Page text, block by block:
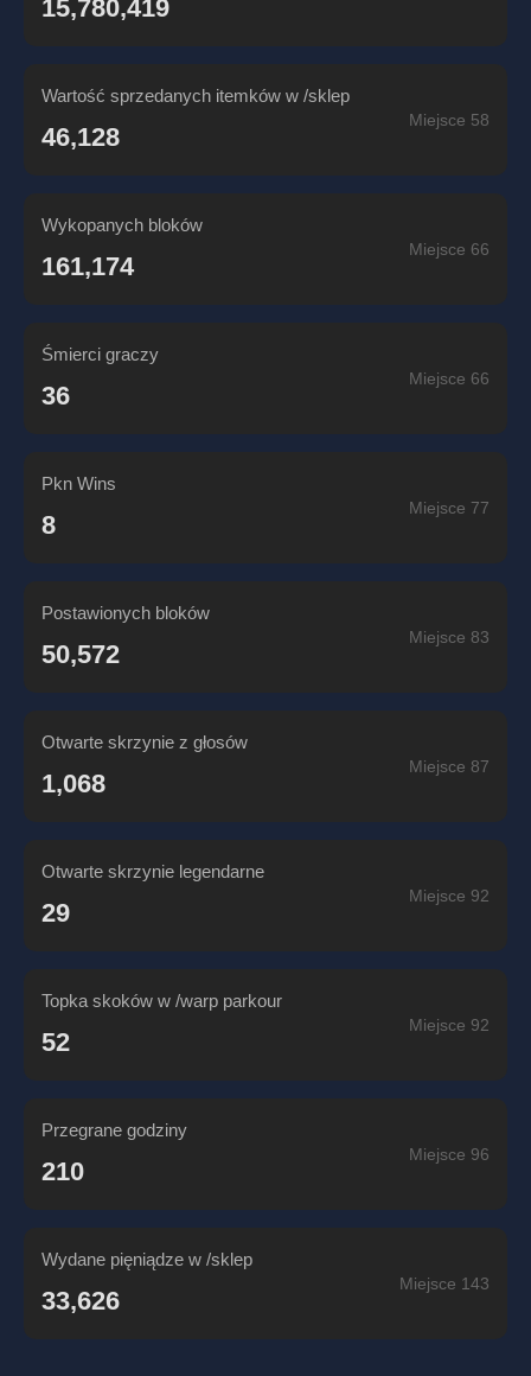
15,780,419
Wartość sprzedanych itemków w /sklep
46,128
Miejsce 58
Wykopanych bloków
161,174
Miejsce 66
Śmierci graczy
36
Miejsce 66
Pkn Wins
8
Miejsce 77
Postawionych bloków
50,572
Miejsce 83
Otwarte skrzynie z głosów
1,068
Miejsce 87
Otwarte skrzynie legendarne
29
Miejsce 92
Topka skoków w /warp parkour
52
Miejsce 92
Przegrane godziny
210
Miejsce 96
Wydane pięniądze w /sklep
33,626
Miejsce 143